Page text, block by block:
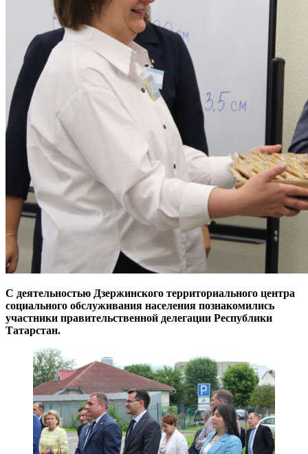
С деятельностью Дзержинского территориального центра
социального обслуживания населения познакомились
участники правительственной делегации Республики
Татарстан.